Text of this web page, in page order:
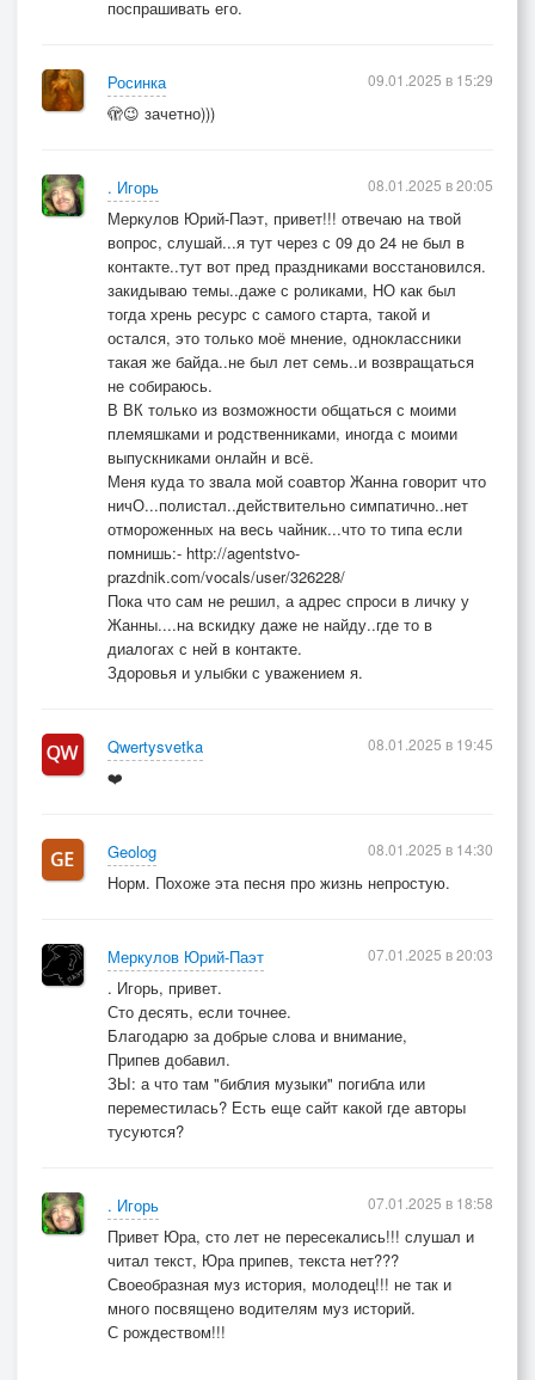
поспрашивать его.
Росинка
🫣😉 зачетно)))
09.01.2025 в 15:29
. Игорь
Меркулов Юрий-Паэт, привет!!! отвечаю на твой
вопрос, слушай...я тут через с 09 до 24 не был в
контакте..тут вот пред праздниками восстановился.
закидываю темы..даже с роликами, НО как был
тогда хрень ресурс с самого старта, такой и
остался, это только моё мнение, одноклассники
такая же байда..не был лет семь..и возвращаться
не собираюсь.
В ВК только из возможности общаться с моими
племяшками и родственниками, иногда с моими
выпускниками онлайн и всё.
Меня куда то звала мой соавтор Жанна говорит что
ничО...полистал..действительно симпатично..нет
отмороженных на весь чайник...что то типа если
помнишь:- http://agentstvo-
prazdnik.com/vocals/user/326228/
Пока что сам не решил, а адрес спроси в личку у
Жанны....на вскидку даже не найду..где то в
диалогах с ней в контакте.
Здоровья и улыбки с уважением я.
08.01.2025 в 20:05
Qwertysvetka
❤️
08.01.2025 в 19:45
Geolog
Норм. Похоже эта песня про жизнь непростую.
08.01.2025 в 14:30
Меркулов Юрий-Паэт
. Игорь, привет.
Сто десять, если точнее.
Благодарю за добрые слова и внимание,
Припев добавил.
ЗЫ: а что там "библия музыки" погибла или
переместилась? Есть еще сайт какой где авторы
тусуются?
07.01.2025 в 20:03
. Игорь
Привет Юра, сто лет не пересекались!!! слушал и
читал текст, Юра припев, текста нет???
Своеобразная муз история, молодец!!! не так и
много посвящено водителям муз историй.
С рождеством!!!
07.01.2025 в 18:58